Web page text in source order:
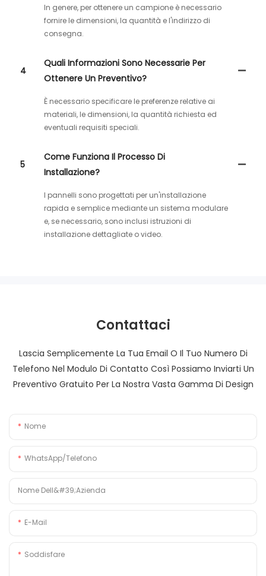
In genere, per ottenere un campione è necessario
fornire le dimensioni, la quantità e l'indirizzo di
consegna.
4
Quali Informazioni Sono Necessarie Per
Ottenere Un Preventivo?
È necessario specificare le preferenze relative ai
materiali, le dimensioni, la quantità richiesta ed
eventuali requisiti speciali.
5
Come Funziona Il Processo Di
Installazione?
I pannelli sono progettati per un'installazione
rapida e semplice mediante un sistema modulare
e, se necessario, sono inclusi istruzioni di
installazione dettagliate o video.
Contattaci
Lascia Semplicemente La Tua Email O Il Tuo Numero Di
Telefono Nel Modulo Di Contatto Così Possiamo Inviarti Un
Preventivo Gratuito Per La Nostra Vasta Gamma Di Design
Nome
WhatsApp/Telefono
Nome Dell&#39;azienda
E-Mail
Soddisfare